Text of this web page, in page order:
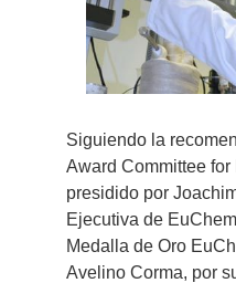
Siguiendo la
Award Committee
presidido por
Ejecutiva de
Medalla de Oro
Avelino Corma, por